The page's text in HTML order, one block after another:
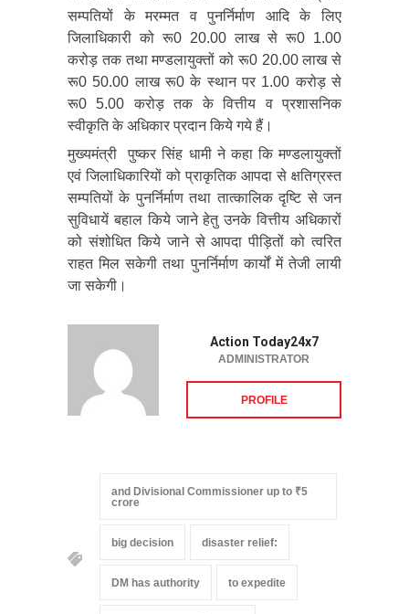
सम्पतियों के मरम्मत व पुनर्निर्माण आदि के लिए
जिलाधिकारी को रू0 20.00 लाख से रू0 1.00
करोड़ तक तथा मण्डलायुक्तों को रू0 20.00 लाख से
रू0 50.00 लाख रू0 के स्थान पर 1.00 करोड़ से
रू0 5.00 करोड़ तक के वित्तीय व प्रशासनिक
स्वीकृति के अधिकार प्रदान किये गये हैं।
मुख्यमंत्री पुष्कर सिंह धामी ने कहा कि मण्डलायुक्तों
एवं जिलाधिकारियों को प्राकृतिक आपदा से क्षतिग्रस्त
सम्पतियों के पुनर्निर्माण तथा तात्कालिक दृष्टि से जन
सुविधायें बहाल किये जाने हेतु उनके वित्तीय अधिकारों
को संशोधित किये जाने से आपदा पीड़ितों को त्वरित
राहत मिल सकेगी तथा पुनर्निर्माण कार्यों में तेजी लायी
जा सकेगी।
Action Today24x7
ADMINISTRATOR
PROFILE
and Divisional Commissioner up to ₹5
crore
big decision disaster relief:
DM has authority to expedite